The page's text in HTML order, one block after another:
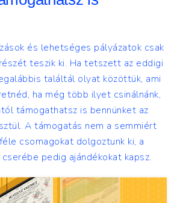
és lehetséges pályázatok csak
teszik ki. Ha tetszett az eddigi
találtál olyat közöttük, ami
ha még több ilyet csinálnánk,
támogathatsz is bennünket az
A támogatás nem a semmiért
csomagokat dolgoztunk ki, a
pedig ajándékokat kapsz.